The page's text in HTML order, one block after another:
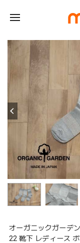
オーガニックガーデ
22 靴下 レディース